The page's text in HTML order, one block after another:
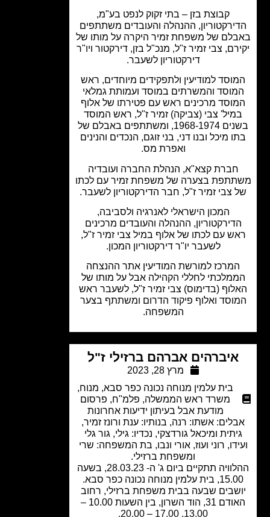
קבוצת בזן – בתי זקוק לנפט בע"מ,
ההנהלה והעובדים משתתפים
של משפחת זמיר היקרה על מותו של
צבי זמיר ז"ל, מנכ"ל בזן, דירקטור ויו"ר
דירקטוריון לשעבר.
למודיעין ולתפקידים מיוחדים, ראש
והמשרתים במוסד ועמותת גמלאי
מרכינים ראש עם פטירתו של אלוף
צבי (צביקה) זמיר ז"ל, ראש המוסד
בשנים 1968-1974, ומשתתפים באבלם של
מיכל ובנו דני, בני זוגם, הנכדים והנינים
ואפרת מס.
חברת קצא"א, הנהלת החברה ועובדיה
בצערה של משפחת זמיר עם לכתו
צבי זמיר ז"ל, חבר הדירקטוריון לשעבר.
המכון הישראלי לאנרגיה ולסביבה,
ההנהלה והעובדים מרכינים
עם לכתו של אלוף במיל צבי זמיר ז"ל,
לשעבר יו"ר דירקטוריון המכון.
למורשת המודיעין אתר ההנצחה
לחללי הקהילה אבל על מותו של
(בדימוס) צבי זמיר ז"ל, לשעבר ראש
ואלוף פיקוד הדרום ומשתתף בצער
המשפחה.
איברהים אברהם ברזילי ז"ל
מרץ 28, 2023
בית עלמין מנוחה נכונה כפר סבא,מנוח,
משרד ראש הממשלה,פלמ"ח,פרסום
מודעת אבל בעיתון ידיעות אחרונות
אשתו: רנה, בנותיו: ענת ורונז זמיר,
ומיכאל גורדצקי, נכדיו: גילי, גור גלי
רוני ועוז, אורי ונבו, בת המשפחה: שרי
ומשפחת ברזילי.
ההלוויה תתקיים ביום ג' ה- 28.03.23, בשעה
שבעה בבית משפחת ברזילי, רחוב
האודם 31, הוד השרון, בין השעות 10.00 –